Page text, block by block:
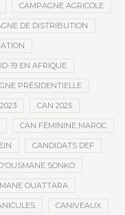
CAMPAGNE AGRICOLE
DE DISTRIBUTION
19 EN AFRIQUE
PRÉSIDENTIELLE
CAN 2025
CAN FÉMININE MAROC
CANDIDATS DEF
SONKO
OUATTARA
CANIVEAUX